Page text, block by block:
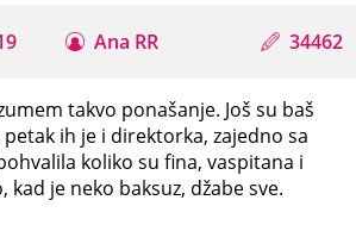
Ana RR 34462
takvo ponašanje. Još su baš
ih je i direktorka, zajedno sa
koliko su fina, vaspitana i
kad je neko baksuz, džabe sve.